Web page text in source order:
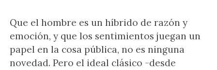
Que el hombre es un híbrido de razón y
emoción, y que los sentimientos juegan un
papel en la cosa pública, no es ninguna
novedad. Pero el ideal clásico -desde